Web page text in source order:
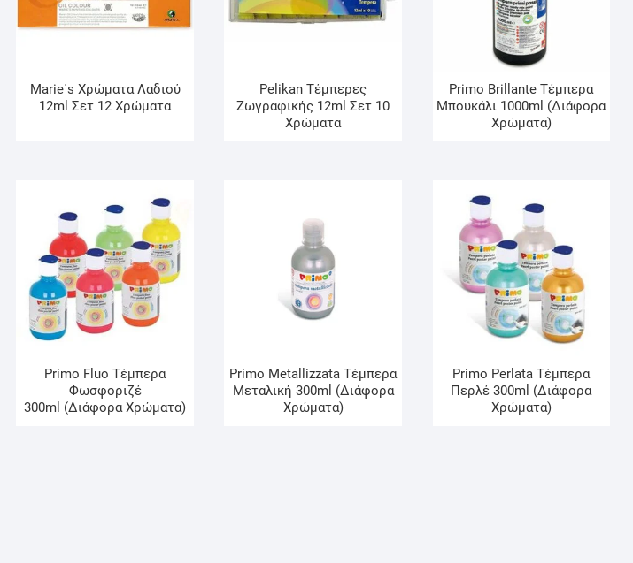
Marie΄s Χρώματα Λαδιού
12ml Σετ 12 Χρώματα
Pelikan Τέμπερες
Ζωγραφικής 12ml Σετ 10
Χρώματα
Primo Brillante Τέμπερα
Μπουκάλι 1000ml (Διάφορα
Χρώματα)
Primo Fluo Τέμπερα
Φωσφοριζέ
300ml (Διάφορα Χρώματα)
Primo Metallizzata Τέμπερα
Μεταλική 300ml (Διάφορα
Χρώματα)
Primo Perlata Τέμπερα
Περλέ 300ml (Διάφορα
Χρώματα)